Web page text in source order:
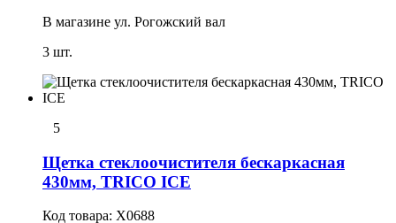
В магазине ул. Рогожский вал
3 шт.
5
Щетка стеклоочистителя бескаркасная
430мм, TRICO ICE
Код товара: X0688